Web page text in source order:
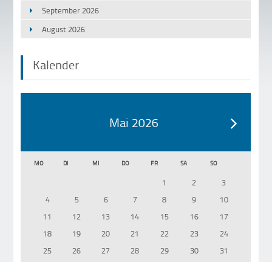
September 2026
August 2026
Kalender
Mai 2026
MO DI MI DO FR SA SO
1 2
3
4
5 6 7 8 9
10
11
12 13 14 15 16
17
18
19 20 21 22 23
24
25
26 27 28 29 30 31